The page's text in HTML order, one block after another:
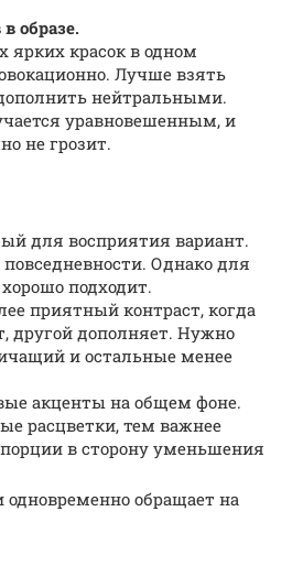
образе.
ярких красок в одном
Лучше взять
нейтральными.
уравновешенным, и
не грозит.
для восприятия вариант.
Однако для
подходит.
приятный контраст, когда
другой дополняет. Нужно
и остальные менее
акценты на общем фоне.
расцветки, тем важнее
в сторону уменьшения
обращает на